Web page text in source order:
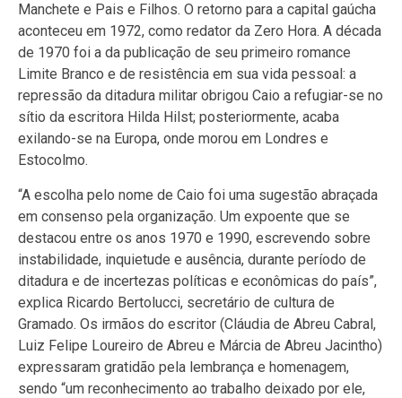
Manchete e Pais e Filhos. O retorno para a capital gaúcha
aconteceu em 1972, como redator da Zero Hora. A década
de 1970 foi a da publicação de seu primeiro romance
Limite Branco e de resistência em sua vida pessoal: a
repressão da ditadura militar obrigou Caio a refugiar-se no
sítio da escritora Hilda Hilst; posteriormente, acaba
exilando-se na Europa, onde morou em Londres e
Estocolmo.
“A escolha pelo nome de Caio foi uma sugestão abraçada
em consenso pela organização. Um expoente que se
destacou entre os anos 1970 e 1990, escrevendo sobre
instabilidade, inquietude e ausência, durante período de
ditadura e de incertezas políticas e econômicas do país”,
explica Ricardo Bertolucci, secretário de cultura de
Gramado. Os irmãos do escritor (Cláudia de Abreu Cabral,
Luiz Felipe Loureiro de Abreu e Márcia de Abreu Jacintho)
expressaram gratidão pela lembrança e homenagem,
sendo “um reconhecimento ao trabalho deixado por ele,